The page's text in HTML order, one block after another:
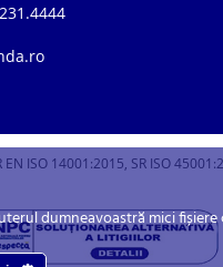
EN ISO 14001:2015, SR ISO
dumneavoastră mici